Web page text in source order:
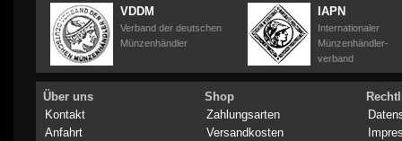
VDDM
Verband der deutschen
Münzenhändler
IAPN
Internationaler
Münzenhändler-
verband
Über uns
Kontakt
Anfahrt
Shop
Zahlungsarten
Versandkosten